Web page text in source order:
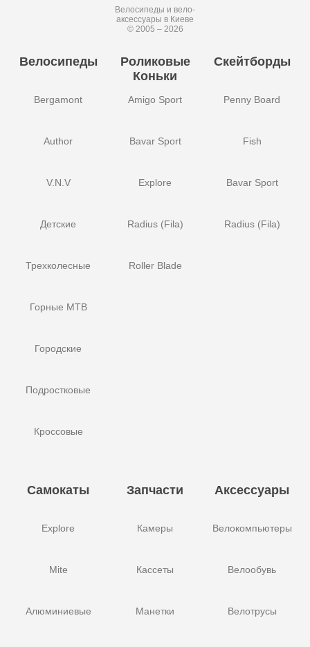
Велосипеды и вело-
аксессуары в Киеве
© 2005 – 2026
Велосипеды
Bergamont
Author
V.N.V
Детские
Трехколесные
Горные MTB
Городские
Подростковые
Кроссовые
Роликовые
Коньки
Amigo Sport
Bavar Sport
Explore
Radius (Fila)
Roller Blade
Скейтборды
Penny Board
Fish
Bavar Sport
Radius (Fila)
Самокаты
Explore
Mite
Алюминиевые
Запчасти
Камеры
Кассеты
Манетки
Аксессуары
Велокомпьютеры
Велообувь
Велотрусы